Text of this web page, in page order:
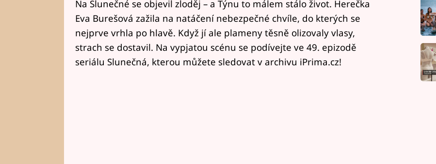
Na Slunečné se objevil zloděj – a Týnu to málem stálo život. Herečka
Eva Burešová zažila na natáčení nebezpečné chvíle, do kterých se
nejprve vrhla po hlavě. Když jí ale plameny těsně olizovaly vlasy,
strach se dostavil. Na vypjatou scénu se podívejte ve 49. epizodě
seriálu Slunečná, kterou můžete sledovat v archivu iPrima.cz!